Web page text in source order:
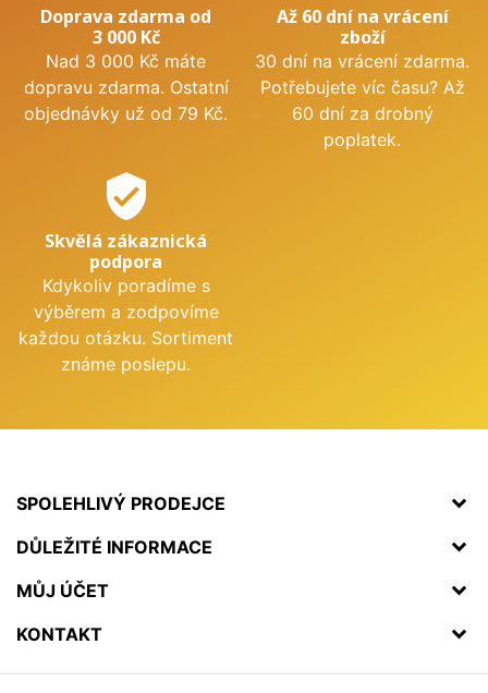
Doprava zdarma od
3 000 Kč
Nad 3 000 Kč máte
dopravu zdarma. Ostatní
objednávky už od 79 Kč.
Až 60 dní na vrácení
zboží
30 dní na vrácení zdarma.
Potřebujete víc času? Až
60 dní za drobný
poplatek.
verified_user
Skvělá zákaznická
podpora
Kdykoliv poradíme s
výběrem a zodpovíme
každou otázku. Sortiment
známe poslepu.
SPOLEHLIVÝ PRODEJCE
DŮLEŽITÉ INFORMACE
MŮJ ÚČET
KONTAKT